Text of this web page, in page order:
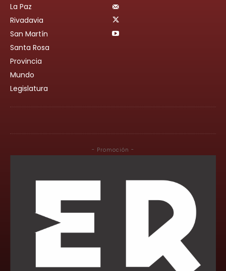
La Paz
Rivadavia
San Martín
Santa Rosa
Provincia
Mundo
Legislatura
- Promoción -